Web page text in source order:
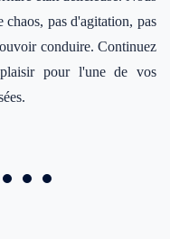
chaos, pas d'agitation, pas
conduire. Continuez
pour l'une de vos